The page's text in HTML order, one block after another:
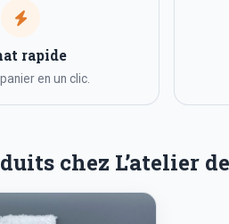
rapide
en un clic.
chez L’atelier